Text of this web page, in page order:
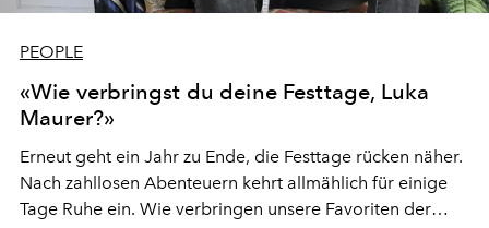
PEOPLE
«Wie verbringst du deine Festtage, Luka
Maurer?»
Erneut geht ein Jahr zu Ende, die Festtage rücken näher.
Nach zahllosen Abenteuern kehrt allmählich für einige
Tage Ruhe ein. Wie verbringen unsere Favoriten der